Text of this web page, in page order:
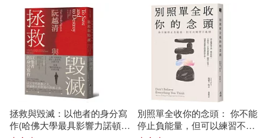
Anna Milbourne(22)
任以能(22) 手名町紗帆(22)
松本大洋(22) 林以綠(22)
中國人民大學出版社(134)
光明日報出版社(133)
三采(128)
中國農業出版社(127)
拯救與毀滅：以他者的身分寫
作(哈佛大學最具影響力諾頓人
別照單全收你的念頭： 你不能
停止負能量，但可以練習不亂